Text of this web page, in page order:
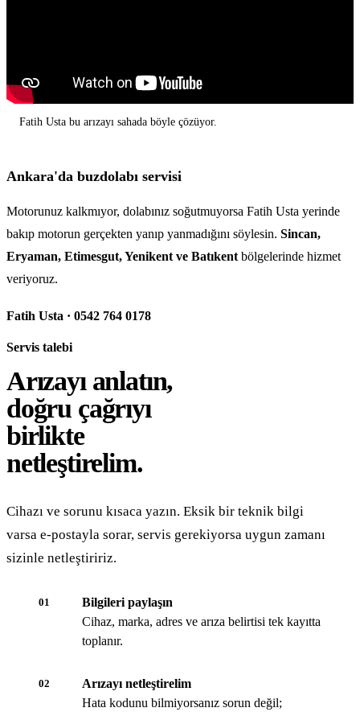
Fatih Usta bu arızayı sahada böyle çözüyor.
Ankara'da buzdolabı servisi
Motorunuz kalkmıyor, dolabınız soğutmuyorsa Fatih Usta yerinde
bakıp motorun gerçekten yanıp yanmadığını söylesin. Sincan,
Eryaman, Etimesgut, Yenikent ve Batıkent bölgelerinde hizmet
veriyoruz.
Fatih Usta · 0542 764 0178
Servis talebi
Arızayı anlatın,
doğru çağrıyı
birlikte
netleştirelim.
Cihazı ve sorunu kısaca yazın. Eksik bir teknik bilgi
varsa e-postayla sorar, servis gerekiyorsa uygun zamanı
sizinle netleştiririz.
01
Bilgileri paylaşın
Cihaz, marka, adres ve arıza belirtisi tek kayıtta
toplanır.
02
Arızayı netleştirelim
Hata kodunu bilmiyorsanız sorun değil;